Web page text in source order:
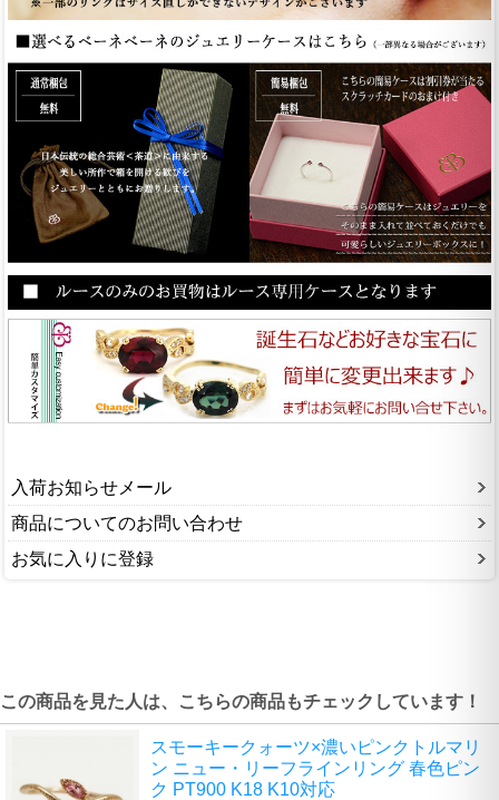
入荷お知らせメール
商品についてのお問い合わせ
お気に入りに登録
この商品を見た人は、こちらの商品もチェックしています！
スモーキークォーツ×濃いピンクトルマリ
ン ニュー・リーフラインリング 春色ピン
ク PT900 K18 K10対応